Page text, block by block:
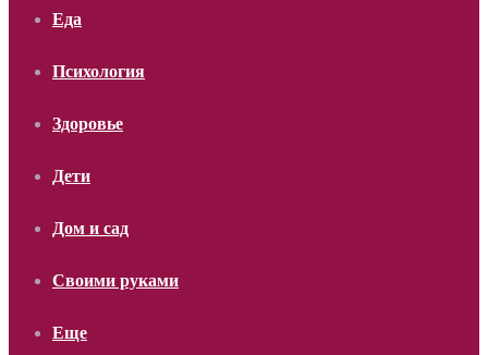
Еда
Психология
Здоровье
Дети
Дом и сад
Своими руками
Еще